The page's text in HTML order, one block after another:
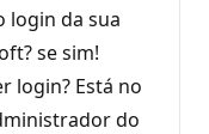
login da sua
se sim!
login? Está no
do